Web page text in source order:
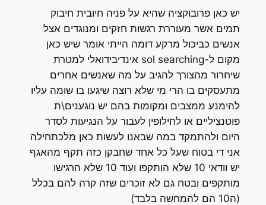
יש כאן פרובוקציה שהיא על פניה חיובית חיבוק
תמים אשר מעוררת רגשות חזקים ומנוגדים אצל
אנשים כביכול מרקע דומה הייתי אומר שיש כאן
מקום ל-sol searching אינדיבידואלי למטרת
שיחרור מהצורך להגיב על מה שאנשים אחרים
מתעסקים בו הרי מי שלא רוצה שיגעו בו שומה עליו
להימנע ממצבים ומקומות בהם יש נוגענים\ת
פוטנציליים או לחילופין לעבור על הנגיעות לסדר
היום ולהתמקד במה שבאנו לעשות כאן מלכתחילה
אני די בטוח שעל כל אחד שחבקן כזה תקף מהאגף
יש וודאי 10 שלא הותקפו ועוד 10 שלא הרגישו
מותקפים ובטח גם לא זוכרים שזה קרה להם בכלל
(ה10 הם להמחשה בלבד)